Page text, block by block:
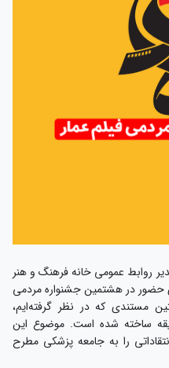
روابط عمومی خانه فرهنگ و هنر
حضور در هشتمین جشنواره مردمی
مستندی که در نظر گرفته‌ایم،
نام دارد که در زمان ۴۰ دقیقه ساخته شده است. موضوع این
را به جامعه پزشکی مطرح